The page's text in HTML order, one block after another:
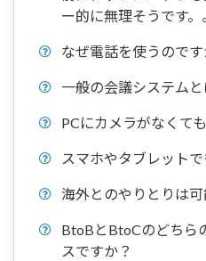
ー的に無理そうです。
なぜ電話を使うのです
一般の会議システム
PCにカメラがなくて
スマホやタブレット
海外とのやりとりは可
BtoBとBtoCのどちら
スですか？